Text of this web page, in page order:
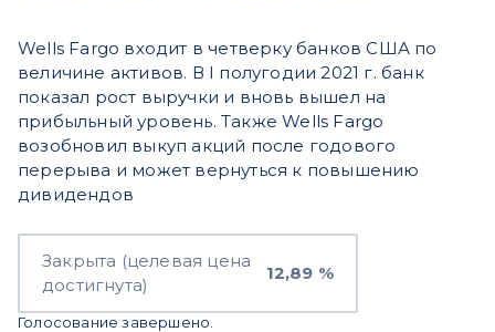
Wells Fargo входит в четверку банков США по
величине активов. В I полугодии 2021 г. банк
показал рост выручки и вновь вышел на
прибыльный уровень. Также Wells Fargo
возобновил выкуп акций после годового
перерыва и может вернуться к повышению
дивидендов
Закрыта (целевая цена
достигнута)
12,89 %
Голосование завершено.